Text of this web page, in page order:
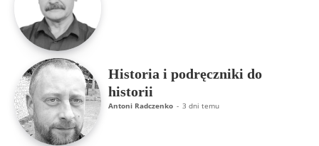
Historia i podręczniki do
historii
Antoni Radczenko - 3 dni temu